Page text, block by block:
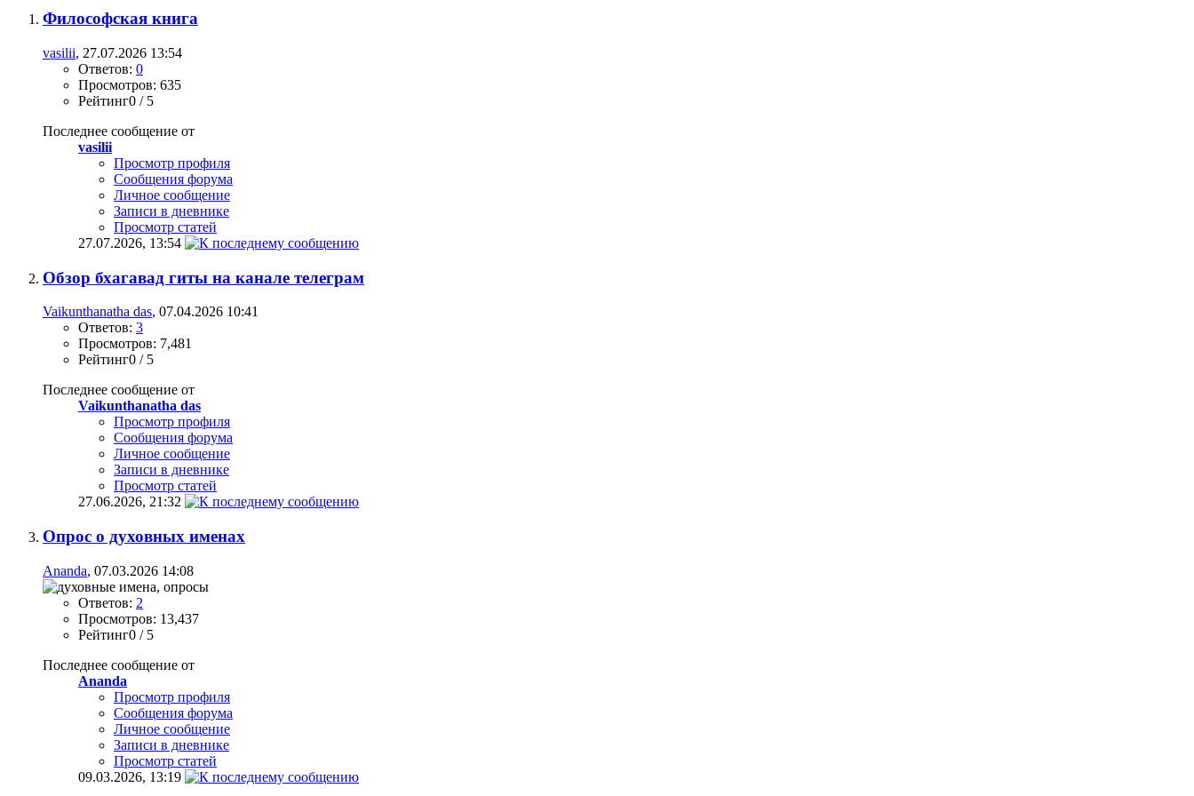
Философская книга
vasilii, 27.07.2026 13:54
Ответов: 0
Просмотров: 635
Рейтинг0 / 5
Последнее сообщение от
vasilii
Просмотр профиля
Сообщения форума
Личное сообщение
Записи в дневнике
Просмотр статей
27.07.2026, 13:54
Обзор бхагавад гиты на канале телеграм
Vaikunthanatha das, 07.04.2026 10:41
Ответов: 3
Просмотров: 7,481
Рейтинг0 / 5
Последнее сообщение от
Vaikunthanatha das
Просмотр профиля
Сообщения форума
Личное сообщение
Записи в дневнике
Просмотр статей
27.06.2026, 21:32
Опрос о духовных именах
Ananda, 07.03.2026 14:08
Ответов: 2
Просмотров: 13,437
Рейтинг0 / 5
Последнее сообщение от
Ananda
Просмотр профиля
Сообщения форума
Личное сообщение
Записи в дневнике
Просмотр статей
09.03.2026, 13:19